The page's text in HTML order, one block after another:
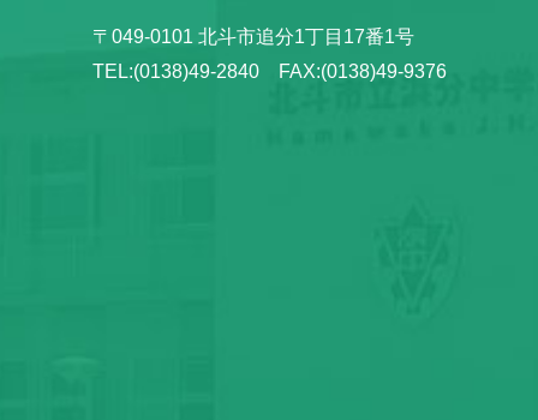
〒049-0101 北斗市追分1丁目17番1号
TEL:(0138)49-2840 FAX:(0138)49-9376